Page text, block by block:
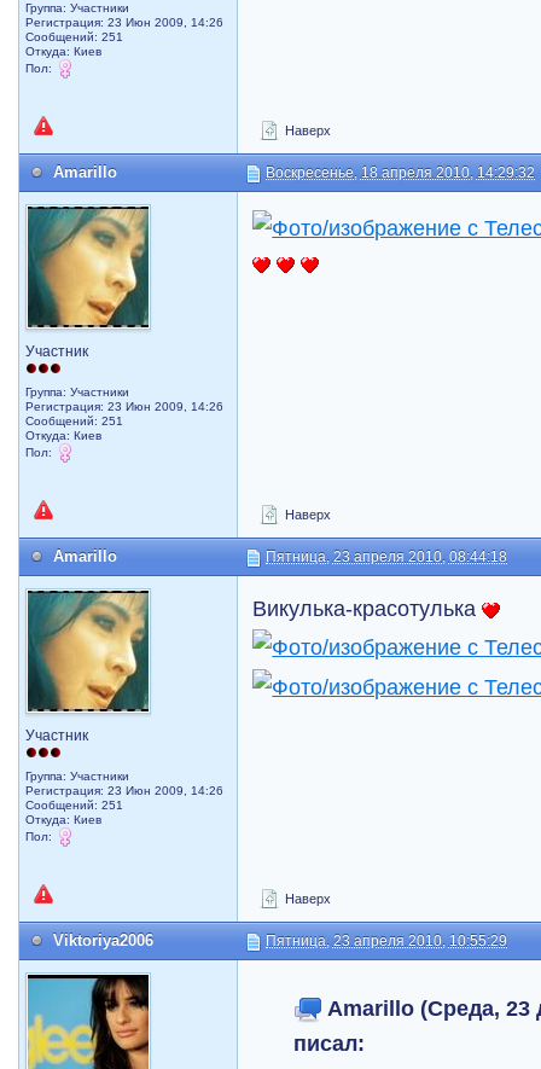
Группа: Участники
Регистрация: 23 Июн 2009, 14:26
Сообщений: 251
Откуда: Киев
Пол:
Наверх
Amarillo Воскресенье, 18 апреля 2010, 14:29:32
Участник
Группа: Участники
Регистрация: 23 Июн 2009, 14:26
Сообщений: 251
Откуда: Киев
Пол:
Наверх
Amarillo Пятница, 23 апреля 2010, 08:44:18
Участник
Группа: Участники
Регистрация: 23 Июн 2009, 14:26
Сообщений: 251
Откуда: Киев
Пол:
Викулька-красотулька
Наверх
Viktoriya2006 Пятница, 23 апреля 2010, 10:55:29
Amarillo (Среда, 23
писал: